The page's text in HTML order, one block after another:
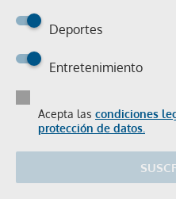
Deportes
Entretenimiento
Acepta las condiciones
protección de datos.